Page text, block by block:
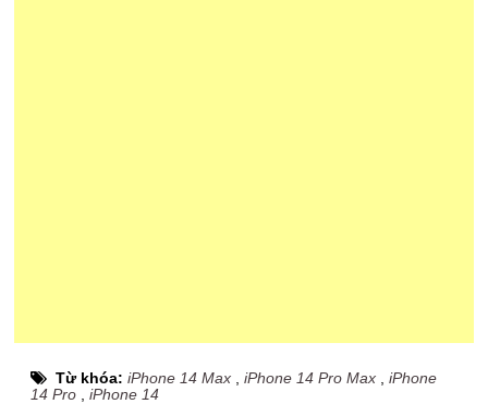
Từ khóa:iPhone 14 Max ,iPhone 14 Pro Max ,iPhone
14 Pro ,iPhone 14